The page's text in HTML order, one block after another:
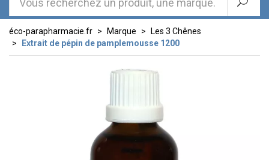
éco-parapharmacie.fr Marque
Les 3 Chênes
Extrait de pépin de pamplemousse 1200